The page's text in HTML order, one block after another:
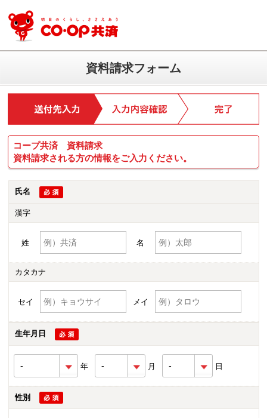
資料請求フォーム
コープ共済 資料請求
資料請求される方の情報をご入力ください。
氏名
漢字
姓 名
カタカナ
セイ メイ
生年月日
年 月 日
性別